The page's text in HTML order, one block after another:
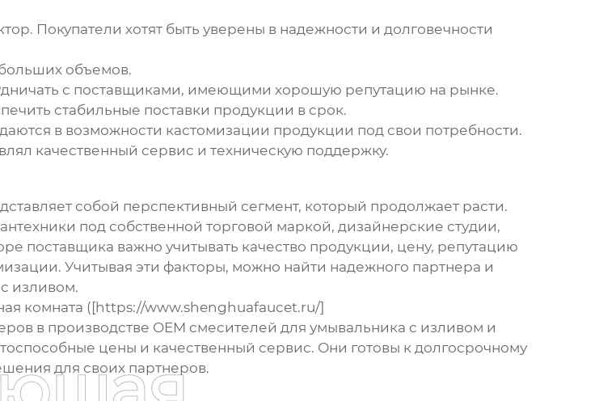
Покупатели хотят быть уверены в надежности и долговечности
объемов.
с поставщиками, имеющими хорошую репутацию на рынке.
стабильные поставки продукции в срок.
в возможности кастомизации продукции под свои потребности.
качественный сервис и техническую поддержку.
собой перспективный сегмент, который продолжает расти.
под собственной торговой маркой, дизайнерские студии,
поставщика важно учитывать качество продукции, цену, репутацию
Учитывая эти факторы, можно найти надежного партнера и
изливом.
комната ([https://www.shenghuafaucet.ru/]
в производстве OEM смесителей для умывальника с изливом и
цены и качественный сервис. Они готовы к долгосрочному
для своих партнеров.